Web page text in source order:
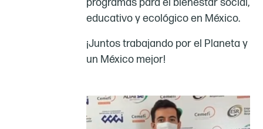
programas para el bienestar social,
educativo y ecológico en México.
¡Juntos trabajando por el Planeta y
un México mejor!